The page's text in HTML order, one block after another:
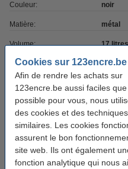
Cookies sur 123encre.be
Afin de rendre les achats sur
123encre.be aussi faciles que
possible pour vous, nous
des cookies et des techniques
similaires. Les cookies
assurent le bon
site web. Ils ont également
fonction analytique qui nous
Couleur: noir
Matière: métal
Volume: 17 litres
Bon plan : commandez également
123schoon sacs-
3,25 €
123schoon savon
Vera (250 ml)
1,95 €